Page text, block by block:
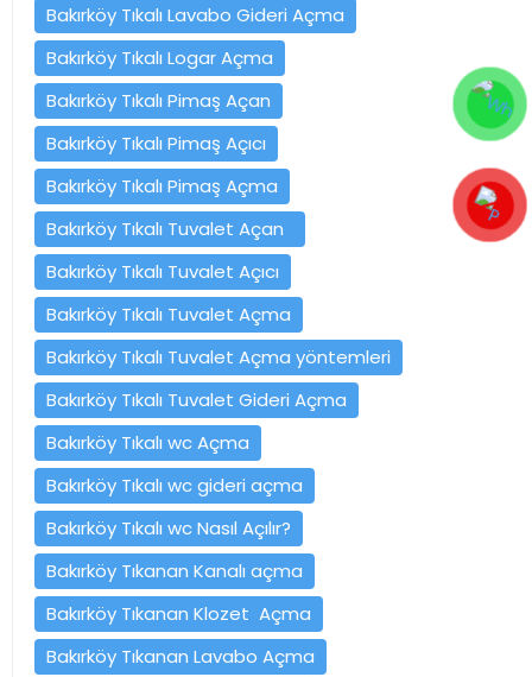
Bakırköy Tıkalı Lavabo Gideri Açma
Bakırköy Tıkalı Logar Açma
Bakırköy Tıkalı Pimaş Açan
Bakırköy Tıkalı Pimaş Açıcı
Bakırköy Tıkalı Pimaş Açma
Bakırköy Tıkalı Tuvalet Açan
Bakırköy Tıkalı Tuvalet Açıcı
Bakırköy Tıkalı Tuvalet Açma
Bakırköy Tıkalı Tuvalet Açma yöntemleri
Bakırköy Tıkalı Tuvalet Gideri Açma
Bakırköy Tıkalı wc Açma
Bakırköy Tıkalı wc gideri açma
Bakırköy Tıkalı wc Nasıl Açılır?
Bakırköy Tıkanan Kanalı açma
Bakırköy Tıkanan Klozet Açma
Bakırköy Tıkanan Lavabo Açma